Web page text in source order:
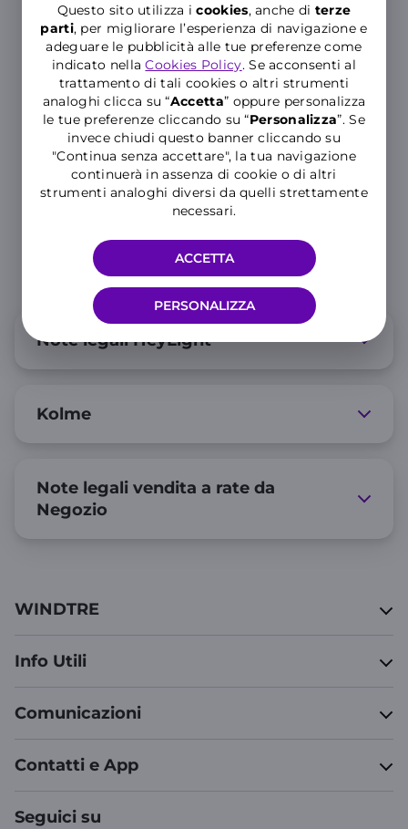
Questo sito utilizza icookies, anche di terze
parti, per migliorare l’esperienza di navigazione e
adeguare le pubblicità alle tue preferenze come
indicato nellaCookies Policy. Se acconsenti al
trattamento di tali cookies o altri strumenti
analoghi clicca su “Accetta” oppure personalizza
le tue preferenze cliccando su “Personalizza”. Se
invece chiudi questo banner cliccando su
"Continua senza accettare", la tua navigazione
continuerà in assenza di cookie o di altri
strumenti analoghi diversi da quelli strettamente
necessari.
PERSONALIZZA
ACCETTA
Note legali HeyLight
Kolme
Note legali vendita a rate da
Negozio
WINDTRE
Info Utili
Comunicazioni
Contatti e App
Seguici su